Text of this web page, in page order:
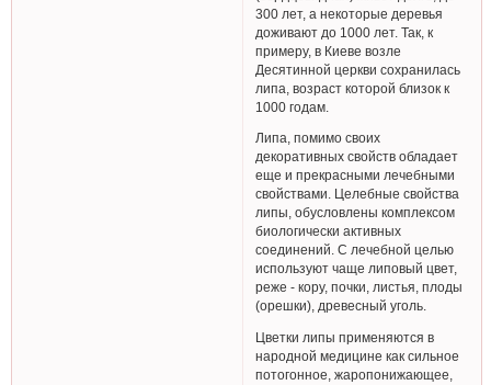
300 лет, а некоторые деревья
доживают до 1000 лет. Так, к
примеру, в Киеве возле
Десятинной церкви сохранилась
липа, возраст которой близок к
1000 годам.
Липа, помимо своих
декоративных свойств обладает
еще и прекрасными лечебными
свойствами. Целебные свойства
липы, обусловлены комплексом
биологически активных
соединений. С лечебной целью
используют чаще липовый цвет,
реже - кору, почки, листья, плоды
(орешки), древесный уголь.
Цветки липы применяются в
народной медицине как сильное
потогонное, жаропонижающее,